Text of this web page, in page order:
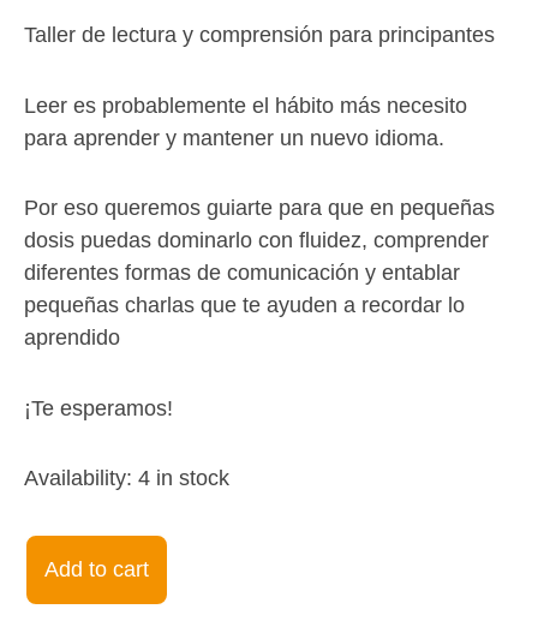
Taller de lectura y comprensión para principantes
Leer es probablemente el hábito más necesito
para aprender y mantener un nuevo idioma.
Por eso queremos guiarte para que en pequeñas
dosis puedas dominarlo con fluidez, comprender
diferentes formas de comunicación y entablar
pequeñas charlas que te ayuden a recordar lo
aprendido
¡Te esperamos!
Availability: 4 in stock
Reading
for
Beginners
16Oct23-
Add to cart